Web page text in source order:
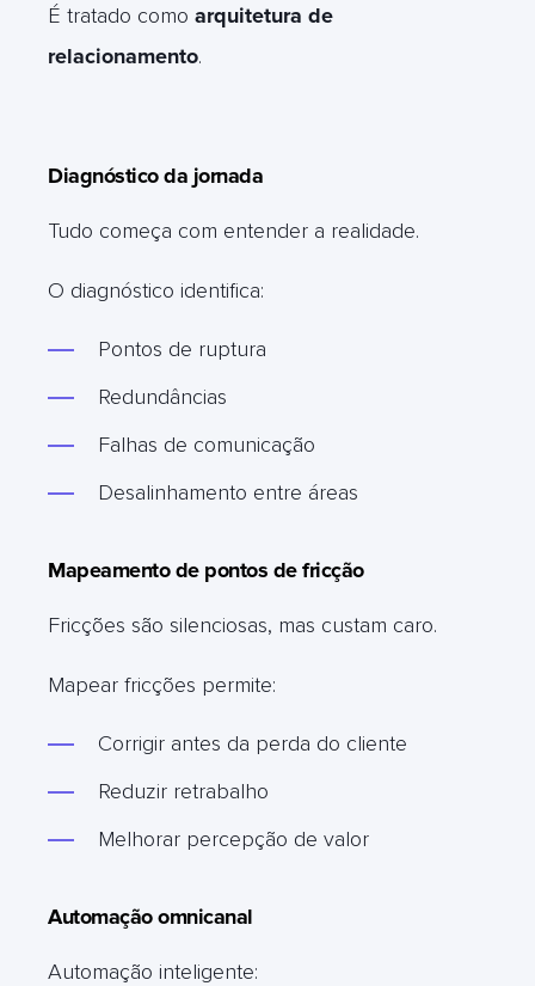
É tratado como arquitetura de
relacionamento.
Diagnóstico da jornada
Tudo começa com entender a realidade.
O diagnóstico identifica:
Pontos de ruptura
Redundâncias
Falhas de comunicação
Desalinhamento entre áreas
Mapeamento de pontos de fricção
Fricções são silenciosas, mas custam caro.
Mapear fricções permite:
Corrigir antes da perda do cliente
Reduzir retrabalho
Melhorar percepção de valor
Automação omnicanal
Automação inteligente: